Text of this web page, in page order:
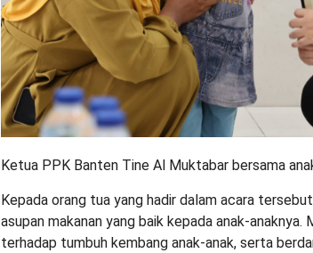
Ketua PPK Banten Tine Al Muktabar bersama
Kepada orang tua yang hadir dalam acara
asupan makanan yang baik kepada anak-
terhadap tumbuh kembang anak-anak, serta